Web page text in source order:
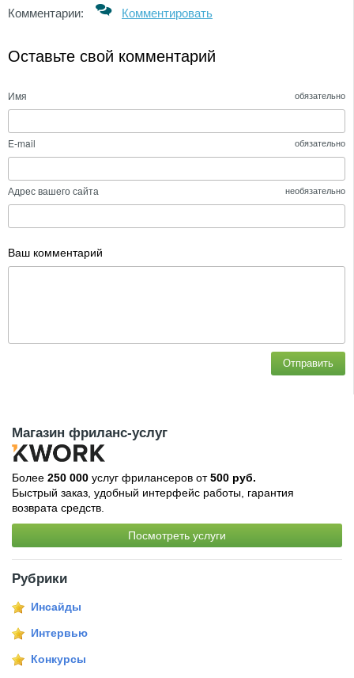
Комментарии:
Комментировать
Оставьте свой комментарий
Имя обязательно
E-mail обязательно
Адрес вашего сайта необязательно
Ваш комментарий
Отправить
Магазин фриланс-услуг
Более 250 000 услуг фрилансеров от500 руб.
Быстрый заказ, удобный интерфейс работы, гарантия
возврата средств.
Посмотреть услуги
Рубрики
Инсайды
Интервью
Конкурсы